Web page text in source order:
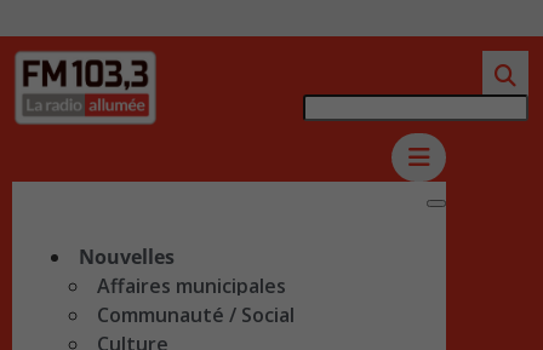
Nouvelles
Affaires municipales
Communauté / Social
Culture